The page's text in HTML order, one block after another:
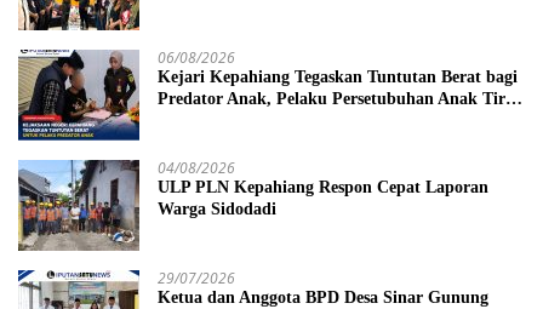
06/08/2026
Kejari Kepahiang Tegaskan Tuntutan Berat bagi
Predator Anak, Pelaku Persetubuhan Anak Tiri
04/08/2026
ULP PLN Kepahiang Respon Cepat Laporan
Warga Sidodadi
29/07/2026
Ketua dan Anggota BPD Desa Sinar Gunung